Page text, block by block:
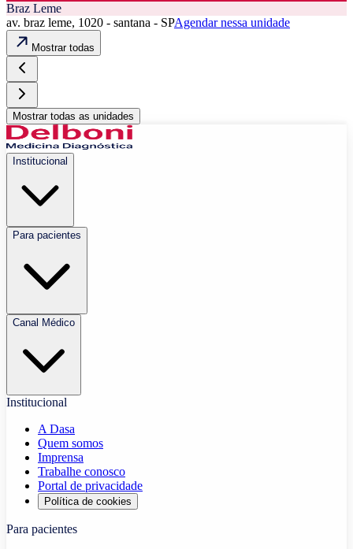
Braz Leme
av. braz leme, 1020 - santana - SPAgendar nessa unidade
Mostrar todas
Mostrar todas as unidades
Institucional
Para pacientes
Canal Médico
Institucional
A Dasa
Quem somos
Imprensa
Trabalhe conosco
Portal de privacidade
Política de cookies
Para pacientes